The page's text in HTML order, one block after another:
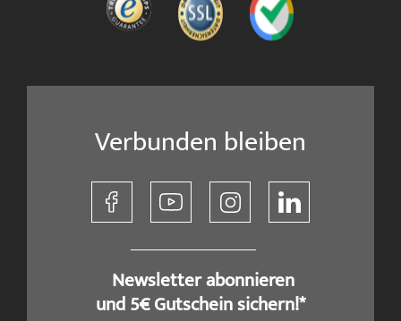
Verbunden bleiben
​ Newsletter abonnieren
und 5€ Gutschein sichern!*